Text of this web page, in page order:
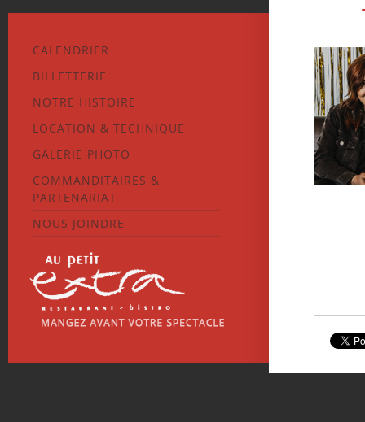
CALENDRIER
BILLETTERIE
NOTRE HISTOIRE
LOCATION & TECHNIQUE
GALERIE PHOTO
COMMANDITAIRES &
PARTENARIAT
NOUS JOINDRE